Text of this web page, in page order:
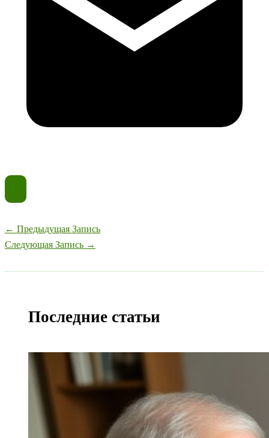
← Предыдущая Запись
Следующая Запись →
Последние статьи